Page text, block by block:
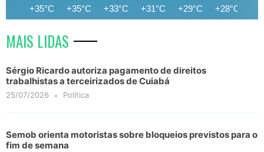
+35°C +35°C +33°C +31°C +29°C +28°C
MAIS LIDAS
Sérgio Ricardo autoriza pagamento de direitos
trabalhistas a terceirizados de Cuiabá
25/07/2026 Política
Semob orienta motoristas sobre bloqueios previstos para o
fim de semana